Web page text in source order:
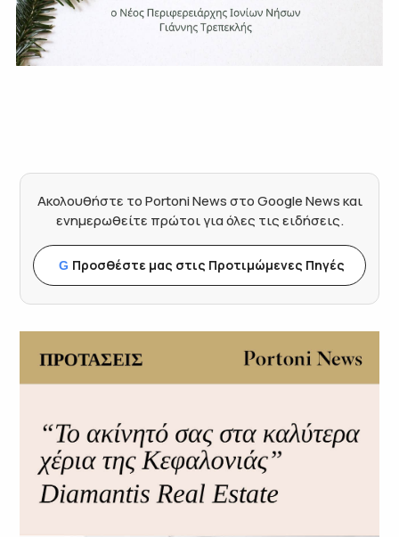
Ακολουθήστε το Portoni News στο Google News και
ενημερωθείτε πρώτοι για όλες τις ειδήσεις.
G Προσθέστε μας στις Προτιμώμενες Πηγές